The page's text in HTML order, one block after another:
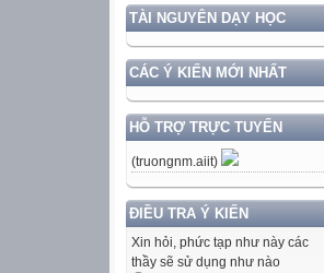
TÀI NGUYÊN DẠY HỌC
CÁC Ý KIẾN MỚI NHẤT
HỖ TRỢ TRỰC TUYẾN
(truongnm.aiit)
ĐIỀU TRA Ý KIẾN
Xin hỏi, phức tạp như này các
thầy sẽ sử dụng như nào